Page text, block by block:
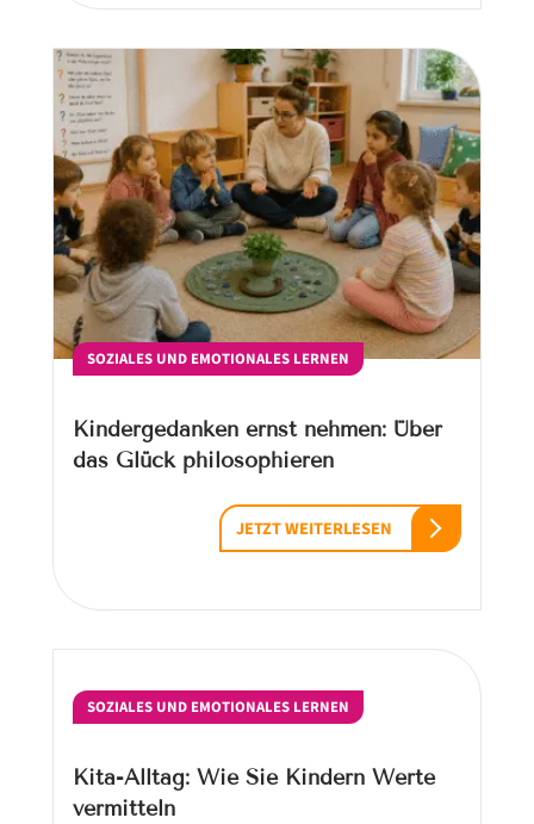
SOZIALES UND EMOTIONALES LERNEN
Kindergedanken ernst nehmen: Über
das Glück philosophieren
JETZT WEITERLESEN
SOZIALES UND EMOTIONALES LERNEN
Kita-Alltag: Wie Sie Kindern Werte
vermitteln